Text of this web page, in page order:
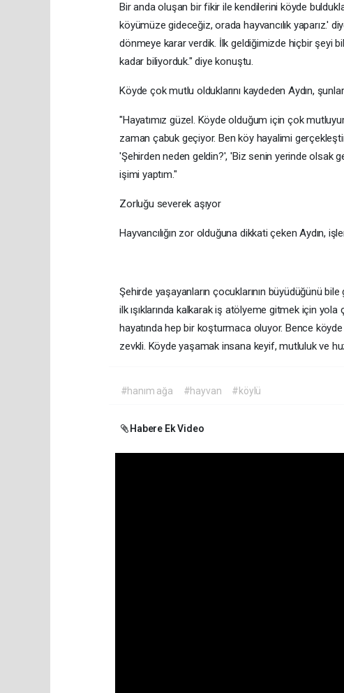
Bir anda oluşan bir fikir ile kendilerini köyde
köyümüze gideceğiz, orada hayvancılık yaparız.'
dönmeye karar verdik. İlk geldiğimizde hiçbir şeyi
kadar biliyorduk." diye konuştu.
Köyde çok mutlu olduklarını kaydeden Aydın,
"Hayatımız güzel. Köyde olduğum için çok
zaman çabuk geçiyor. Ben köy hayalimi
'Şehirden neden geldin?', 'Biz senin yerinde olsak
işimi yaptım."
Zorluğu severek aşıyor
Hayvancılığın zor olduğuna dikkati çeken Aydın,
Şehirde yaşayanların çocuklarının büyüdüğünü
ilk ışıklarında kalkarak iş atölyeme gitmek için
hayatında hep bir koşturmaca oluyor. Bence
zevkli. Köyde yaşamak insana keyif, mutluluk ve
#hanım ağa #hayvan #köylü
Habere Ek Video